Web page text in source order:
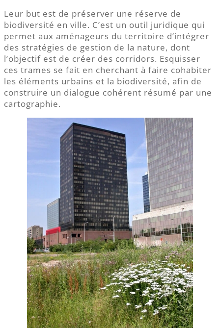
Leur but est de préserver une réserve de
biodiversité en ville. C’est un outil juridique qui
permet aux aménageurs du territoire d’intégrer
des stratégies de gestion de la nature, dont
l’objectif est de créer des corridors. Esquisser
ces trames se fait en cherchant à faire cohabiter
les éléments urbains et la biodiversité, afin de
construire un dialogue cohérent résumé par une
cartographie.